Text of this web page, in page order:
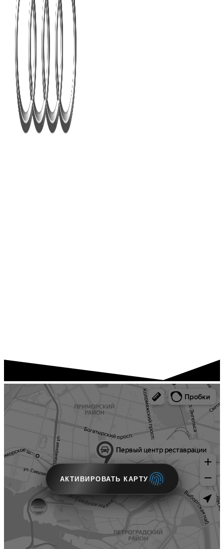
АКТИВИРОВАТЬ КАРТУ